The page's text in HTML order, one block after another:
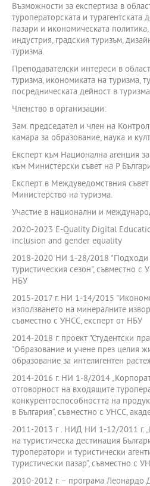
Възможности за експертиза в
туроператорската и турагентската
пазари и икономическата политика,
индустрия, градския туризъм,
туризма.
Преподавателски интереси в
туризма, икономиката на туризма,
посредническата дейност в туризма
Членство в организации:
Зам. председател и член на
камара за образование, наука и
Експерт към Национална агенция
към Министерски съвет на Р
Експерт в Междуведомствния
Министерство на туризма.
Участие в национални и
2020-2023 E-Quality Digital
inclusion and gender equality
2018-2020 НИ 1-28/2018 "Подходи
туристическия сезон", съвместно с
НБУ
2015-2017 г. НИ 1-14/2015
използването на минералните
съвместно с УНСС, експерт от НБУ
2014-2018 г. проект "Студентски
"Образование и учене през целия
образование за интелигентен
2014-2016 г. НИ 1-8/2014
отговорност на входящите
конкурентоспособността на
в България“, съвместно с УНСС,
2011-2013 г . НИД НИ 1-12/2011 г.
на туристическа дестинация
туроператори и туристически
туристически пазар“, съвместно с
2010-2012 г. – програма Леонардо